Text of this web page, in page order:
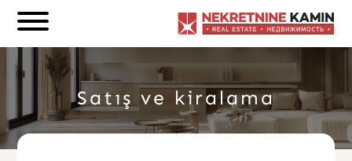
Satış ve kiralama
Hoşgeldin
Genelde Birkaç Dk İçerisinde Dönüş Yapıyoruz